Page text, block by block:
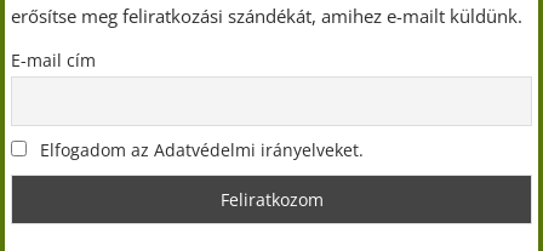
erősítse meg feliratkozási szándékát, amihez e-mailt küldünk.
E-mail cím
Elfogadom az Adatvédelmi irányelveket.